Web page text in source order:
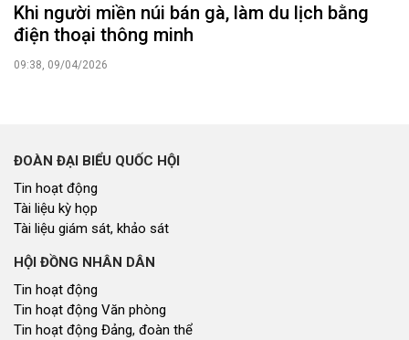
Khi người miền núi bán gà, làm du lịch bằng
điện thoại thông minh
09:38, 09/04/2026
ĐOÀN ĐẠI BIỂU QUỐC HỘI
Tin hoạt động
Tài liệu kỳ họp
Tài liệu giám sát, khảo sát
HỘI ĐỒNG NHÂN DÂN
Tin hoạt động
Tin hoạt động Văn phòng
Tin hoạt động Đảng, đoàn thể